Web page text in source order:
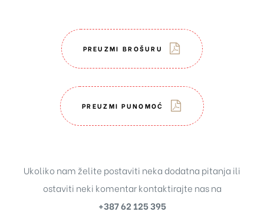
PREUZMI BROŠURU
PREUZMI PUNOMOĆ
Ukoliko nam želite postaviti neka dodatna pitanja ili
ostaviti neki komentar kontaktirajte nas na
+387 62 125 395